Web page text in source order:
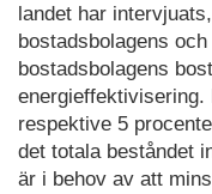
landet har
bostadsbolagens
bostadsbolagens
energieffektivisering.
respektive 5
det totala beståndet
är i behov av att